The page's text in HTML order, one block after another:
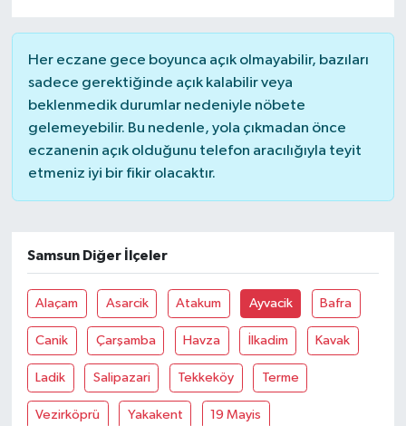
Her eczane gece boyunca açık olmayabilir, bazıları
sadece gerektiğinde açık kalabilir veya
beklenmedik durumlar nedeniyle nöbete
gelemeyebilir. Bu nedenle, yola çıkmadan önce
eczanenin açık olduğunu telefon aracılığıyla teyit
etmeniz iyi bir fikir olacaktır.
Samsun Diğer İlçeler
Alaçam Asarcik Atakum Ayvacik Bafra
Canik Çarşamba Havza İlkadim Kavak
Ladik Salipazari Tekkeköy Terme
Vezirköprü Yakakent 19 Mayis